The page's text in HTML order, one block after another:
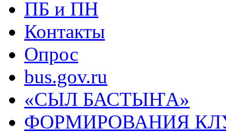
ПБ и ПН
Контакты
Опрос
bus.gov.ru
«СЫЛ БАСТЫҤА»
ФОРМИРОВАНИЯ